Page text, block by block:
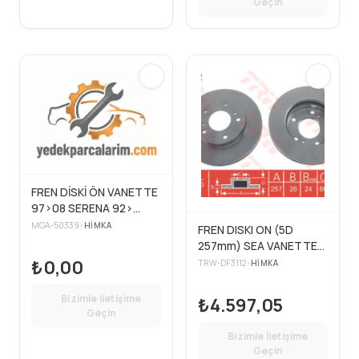
FREN DİSKİ ÖN VANETTE
97>08 SERENA 92>
HAVALI 257mm
MGA-50339 • HIMKA
₺0,00
Bizimle İletişime
Geçin
FREN DISKI ON (5D
257mm) SEA VANETTE
1.6 2.0 2.3D 91-
TRW-DF3112• HIMKA
₺4.597,05
Bizimle İletişime
Geçin